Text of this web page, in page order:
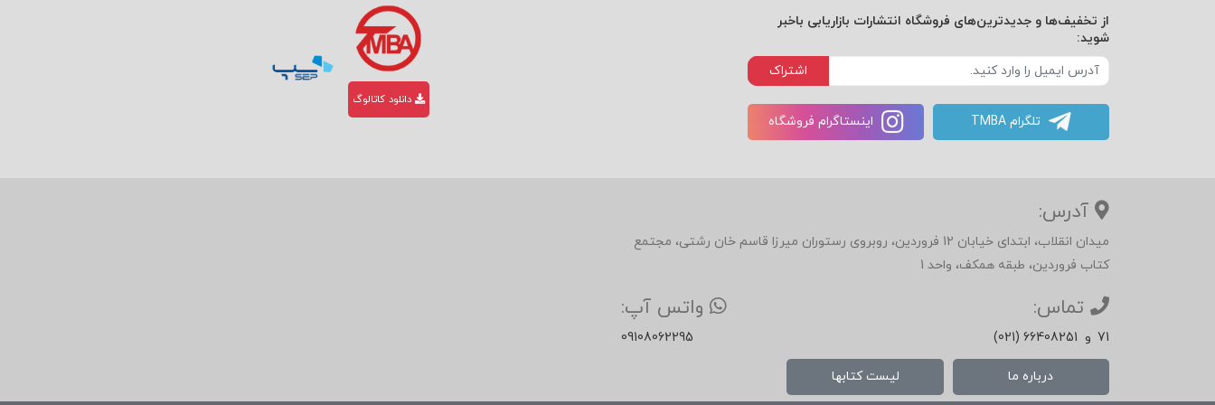
روز شانزدهم: روابط خود را بهبود دهید
روز هفدهم: بدون استرس زندگی کنید
روز هجدهم: از سعادتی که به‌ سوی شما می‌آید استقبال کنید
روز بیستم: کار کردن با آینه را به کودکان‌تان بیاموزید
مؤخره
12 روش برای این‌که شما همین حالا و برای همیشه، خودتان را دوست بدارید
از تخفیف‌ها و جدیدترین‌های فروشگاه انتشارات بازاریابی باخبر
شوید:
اشتراک
تلگرام TMBA اینستاگرام فروشگاه
دانلود کاتالوگ
آدرس:
میدان انقلاب، ابتدای خیابان 12 فروردین، روبروی رستوران میرزا قاسم خان رشتی، مجتمع
کتاب فروردین، طبقه همکف، واحد 1
تماس:
(021) 66408251 و 71
واتس آپ:
09108062295
درباره ما لیست کتابها